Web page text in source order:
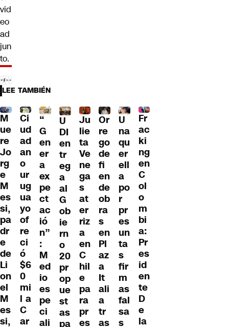
vid
eo
ad
jun
to.
LEE TAMBIÉN
M
ue
re
Jo
rg
e
M
es
si,
pa
dr
e
de
Li
on
el
M
es
si,
Ci
ud
ad
an
o
ur
ug
ua
yo
of
re
ci
ó
$6
0
mi
l a
C
ar
“
G
en
er
a
ex
pe
ct
ac
ió
n”
:
M
ed
io
es
pe
ci
ali
U
DI
en
tr
eg
a
al
G
ob
ie
rn
o
20
pr
op
ue
st
as
pa
Ju
lie
ta
Ve
ne
ga
s
at
er
riz
a
en
C
hil
e
pa
ra
pr
es
Or
re
go
de
fi
en
de
ob
ra
s
en
Pl
az
a
It
ali
a
tr
as
U
na
qu
er
ell
a
po
r
pr
es
un
ta
s
fir
m
as
fal
sa
s
Fr
ac
ki
ng
en
C
ol
o
m
bi
a:
Pr
es
id
en
te
D
e
la